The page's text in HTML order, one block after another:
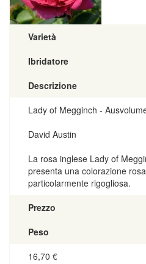
Varietà
Ibridatore
Descrizione
Lady of Megginch -
David Austin
La rosa inglese Lady of
presenta una colorazione
particolarmente rigogliosa.
Prezzo
Peso
16,70 €